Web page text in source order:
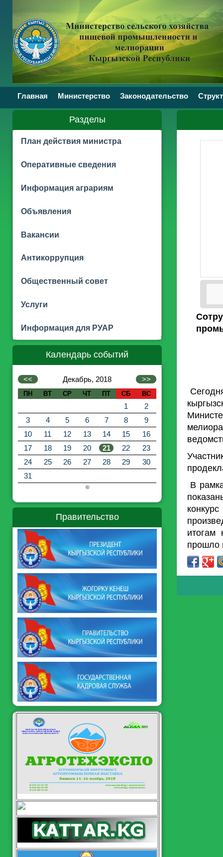
Главная Министерство Законодательство
Разделы
План действия министра
Оперативные сведения
Информация аграриям
Объявления
Вакансии
Антикоррупция
Общественный совет
Услуги
Информация для РУАР
Календарь событий
<< Декабрь, 2018 >>
ПН ВТ СР ЧТ ПТ СБ ВС
1
2
3
4 5 6 7 8
9
10
11 12 13 14 15
16
17
18 19 20 21 22
23
24
25 26 27 28 29
30
31
©
Правительство
В
итогам
прошло